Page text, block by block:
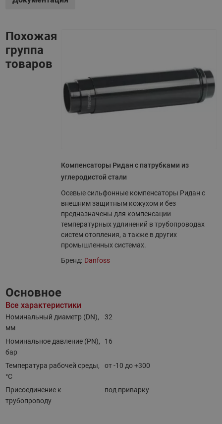
Похожая
группа
товаров
Компенсаторы Ридан с патрубками из
углеродистой стали
Осевые сильфонные компенсаторы Ридан с
внешним защитным кожухом и без
предназначены для компенсации
температурных удлинений в трубопроводах
систем отопления, а также в других
промышленных системах.
Бренд: Danfoss
Основное
Все характеристики
Номинальный диаметр (DN),
мм
32
Номинальное давление (PN),
бар
16
Температура рабочей среды,
°С
от -10 до +300
Присоединение к
трубопроводу
под приварку